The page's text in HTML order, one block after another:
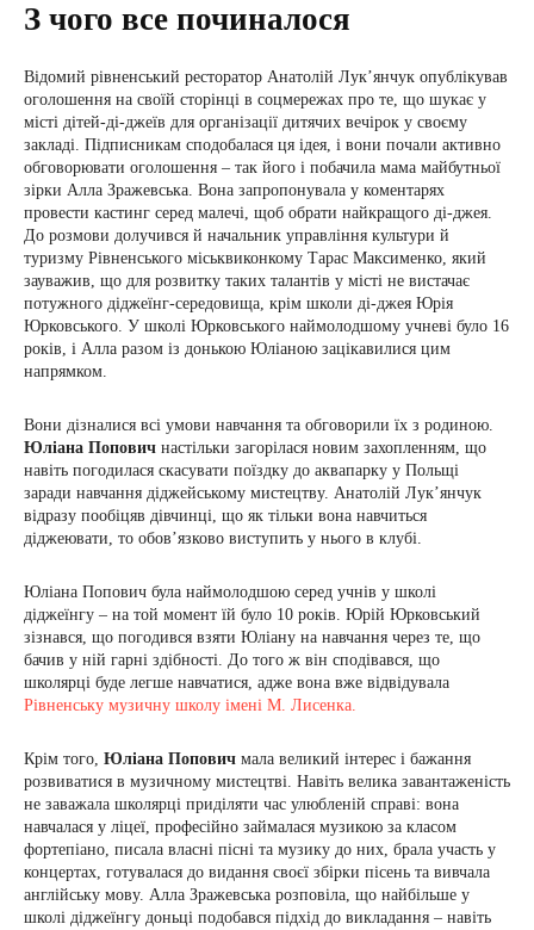
З чого все починалося
Відомий рівненський ресторатор Анатолій Лук’янчук опублікував
оголошення на своїй сторінці в соцмережах про те, що шукає у
місті дітей-ді-джеїв для організації дитячих вечірок у своєму
закладі. Підписникам сподобалася ця ідея, і вони почали активно
обговорювати оголошення – так його і побачила мама майбутньої
зірки Алла Зражевська. Вона запропонувала у коментарях
провести кастинг серед малечі, щоб обрати найкращого ді-джея.
До розмови долучився й начальник управління культури й
туризму Рівненського міськвиконкому Тарас Максименко, який
зауважив, що для розвитку таких талантів у місті не вистачає
потужного діджеїнг-середовища, крім школи ді-джея Юрія
Юрковського. У школі Юрковського наймолодшому учневі було 16
років, і Алла разом із донькою Юліаною зацікавилися цим
напрямком.
Вони дізналися всі умови навчання та обговорили їх з родиною.
Юліана Попович настільки загорілася новим захопленням, що
навіть погодилася скасувати поїздку до аквапарку у Польщі
заради навчання діджейському мистецтву. Анатолій Лук’янчук
відразу пообіцяв дівчинці, що як тільки вона навчиться
діджеювати, то обов’язково виступить у нього в клубі.
Юліана Попович була наймолодшою серед учнів у школі
діджеїнгу – на той момент їй було 10 років. Юрій Юрковський
зізнався, що погодився взяти Юліану на навчання через те, що
бачив у ній гарні здібності. До того ж він сподівався, що
школярці буде легше навчатися, адже вона вже відвідувала
Рівненську музичну школу імені М. Лисенка.
Крім того, Юліана Попович мала великий інтерес і бажання
розвиватися в музичному мистецтві. Навіть велика завантаженість
не заважала школярці приділяти час улюбленій справі: вона
навчалася у ліцеї, професійно займалася музикою за класом
фортепіано, писала власні пісні та музику до них, брала участь у
концертах, готувалася до видання своєї збірки пісень та вивчала
англійську мову. Алла Зражевська розповіла, що найбільше у
школі діджеїнгу доньці подобався підхід до викладання – навіть